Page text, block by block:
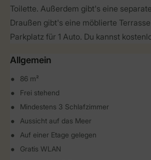
Toilette. Außerdem gibt's eine
Draußen gibt's eine möblierte
Parkplatz für 1 Auto. Du kannst
Allgemein
86 m²
Frei stehend
Mindestens 3 Schlafzimmer
Aussicht auf das Meer
Auf einer Etage gelegen
Gratis WLAN